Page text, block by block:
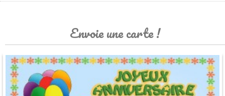
Envoie une carte !